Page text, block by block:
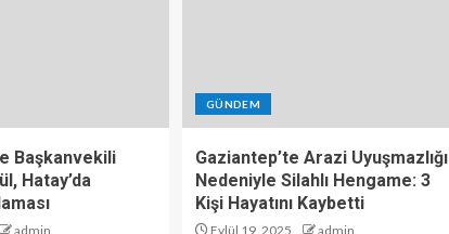
Başkanvekili
Hatay’da
admin
GÜNDEM
Gaziantep’te Arazi Uyuşmazlığı
Nedeniyle Silahlı Hengame: 3
Kişi Hayatını Kaybetti
Eylül 19, 2025 admin